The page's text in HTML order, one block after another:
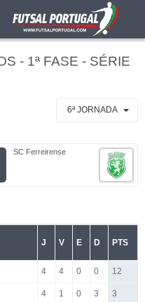
- 1ª FASE - SÉRIE
6ª JORNADA
SC Ferreirense
J V E D PTS
4 4 0 0 12
4 1 0 3 3